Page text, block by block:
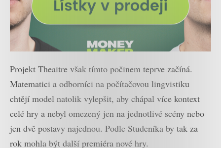
Projekt Theaitre však tímto počinem teprve začíná.
Matematici a odborníci na počítačovou lingvistiku
chtějí model natolik vylepšit, aby chápal více kontext
celé hry a nebyl omezený jen na jednotlivé scény nebo
jen dvě postavy najednou. Podle Studeníka by tak za
rok mohla být další premiéra nové hry.